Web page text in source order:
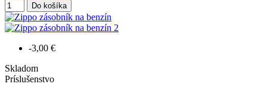
Do košíka
-3,00 €
Skladom
Príslušenstvo